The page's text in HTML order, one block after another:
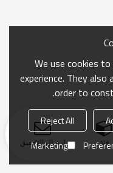
فئة ارسال التحقيق
We use cookies
experience. They also
order to
Reject All
Marketing